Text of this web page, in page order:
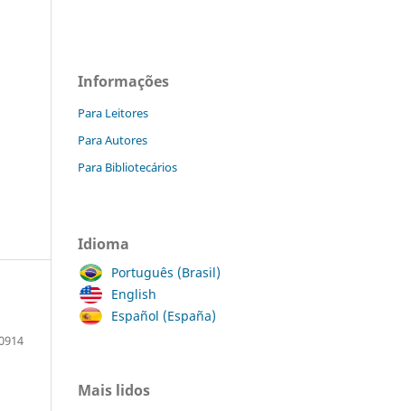
Informações
Para Leitores
Para Autores
Para Bibliotecários
Idioma
Português (Brasil)
English
Español (España)
Mais lidos